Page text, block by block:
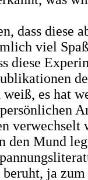
dass diese
viel
diese
es hat
verwechselt
den Mund
ja